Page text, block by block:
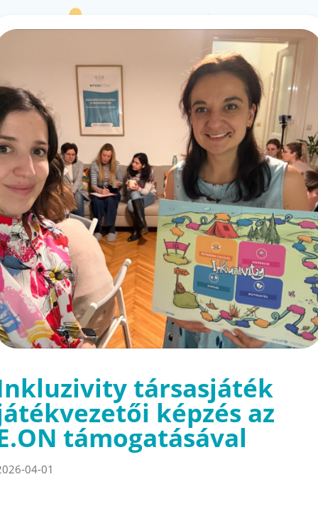
társasjáték
képzés az
támogatásával
04-01